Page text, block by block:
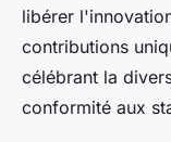
libérer
contributions
célébrant la
conformité aux